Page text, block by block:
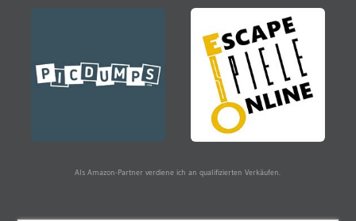
Als Amazon-Partner verdiene ich an qualifizierten Verkäufen.